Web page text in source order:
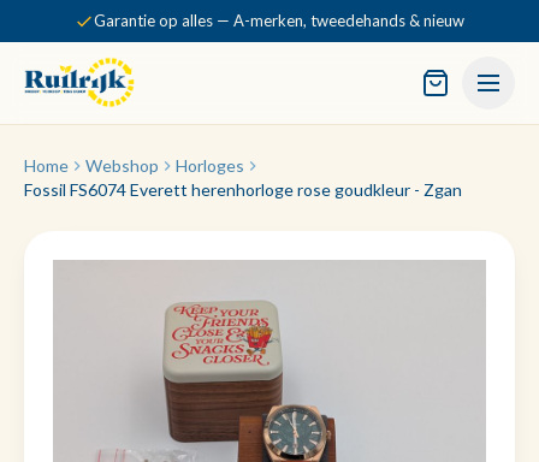
Garantie op alles — A-merken, tweedehands & nieuw
Home Webshop
Horloges
Fossil FS6074 Everett herenhorloge rose goudkleur - Zgan